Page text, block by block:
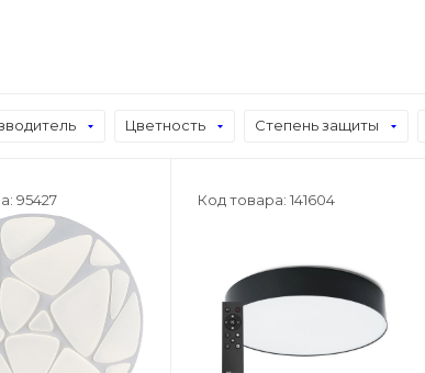
Цветность Степень защиты
95427 Код товара: 141604